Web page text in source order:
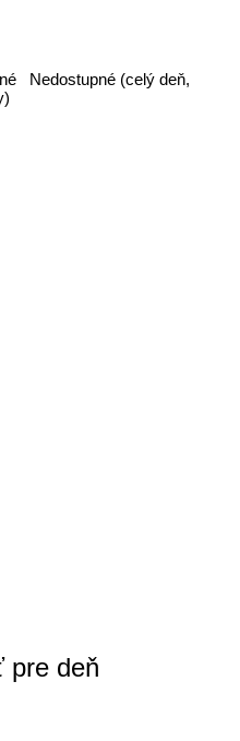
Nedostupné (celý deň,
pre deň